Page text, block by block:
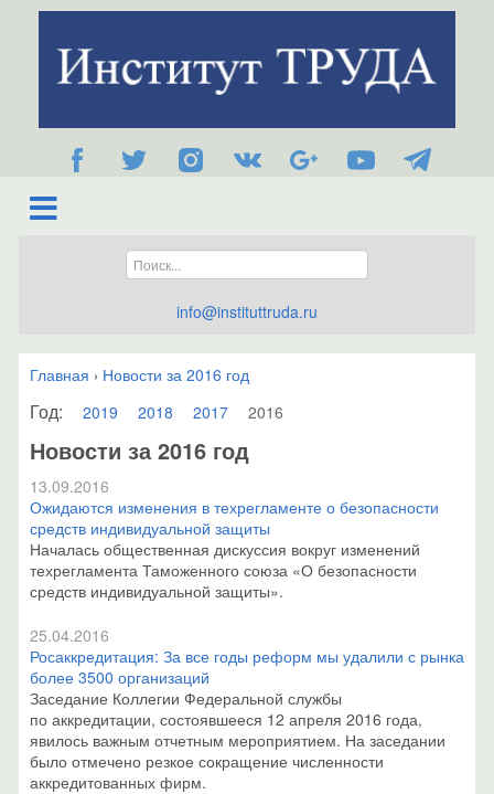
info@instituttruda.ru
Главная › Новости за 2016 год
Год: 2019 2018 2017 2016
Новости за 2016 год
13.09.2016
Ожидаются изменения в техрегламенте о безопасности
средств индивидуальной защиты
Началась общественная дискуссия вокруг изменений
техрегламента Таможенного союза «О безопасности
средств индивидуальной защиты».
25.04.2016
Росаккредитация: За все годы реформ мы удалили с рынка
более 3500 организаций
Заседание Коллегии Федеральной службы
по аккредитации, состоявшееся 12 апреля 2016 года,
явилось важным отчетным мероприятием. На заседании
было отмечено резкое сокращение численности
аккредитованных фирм.